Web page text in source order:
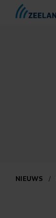
NIEUWS /